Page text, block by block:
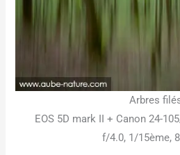
Arbres
EOS 5D mark II + Canon 24-
f/4.0, 1/15ème,